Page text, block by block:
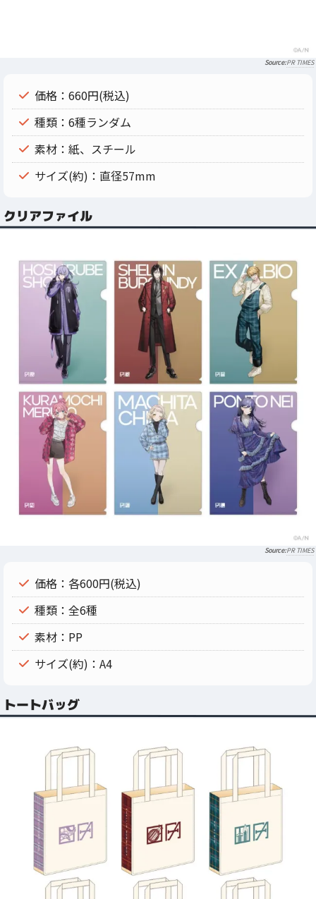
PR TIMES
価格：660円(税込)
種類：6種ランダム
素材：紙、スチール
サイズ(約)：直径57mm
クリアファイル
PR TIMES
価格：各600円(税込)
種類：全6種
素材：PP
サイズ(約)：A4
トートバッグ